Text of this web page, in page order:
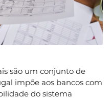
são um conjunto de
impõe aos bancos com
do sistema